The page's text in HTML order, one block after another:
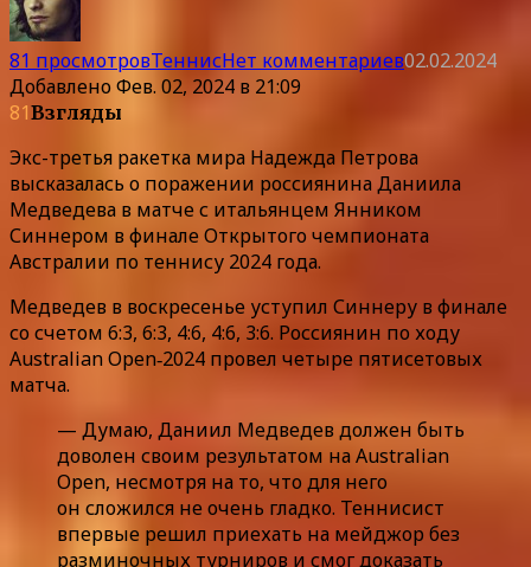
81 просмотровТеннисНет комментариев02.02.2024
ДобавленоФев. 02, 2024 в 21:09
81Взгляды
Экс-третья ракетка мира Надежда Петрова
высказалась о поражении россиянина Даниила
Медведева в матче с итальянцем Янником
Синнером в финале Открытого чемпионата
Австралии по теннису 2024 года.
Медведев в воскресенье уступил Синнеру в финале
со счетом 6:3, 6:3, 4:6, 4:6, 3:6. Россиянин по ходу
Australian Open‑2024 провел четыре пятисетовых
матча.
— Думаю, Даниил Медведев должен быть
доволен своим результатом на Australian
Open, несмотря на то, что для него
он сложился не очень гладко. Теннисист
впервые решил приехать на мейджор без
разминочных турниров и смог доказать